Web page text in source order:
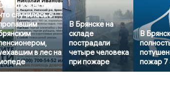
известно,
случилось с
в лес на
В Брянске на
складе
пострадали
четыре человека
при пожаре
В
пожар 7